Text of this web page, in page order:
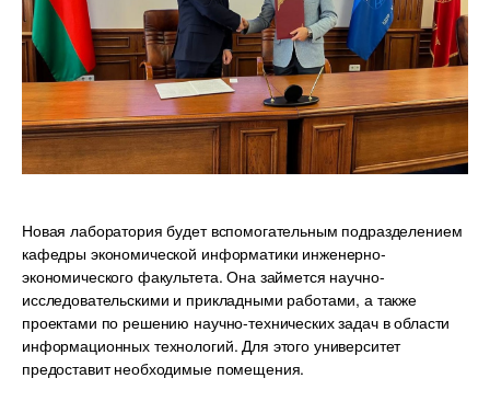
Новая лаборатория будет вспомогательным подразделением
кафедры экономической информатики инженерно-
экономического факультета. Она займется научно-
исследовательскими и прикладными работами, а также
проектами по решению научно-технических задач в области
информационных технологий. Для этого университет
предоставит необходимые помещения.